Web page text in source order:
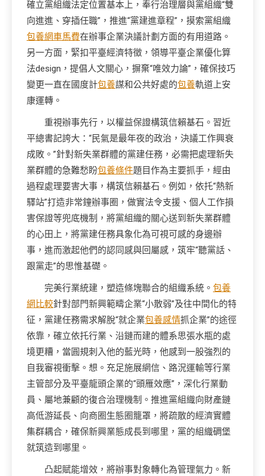
確立黨組織法定位置基本上，奉行治理層與黨組織“雙
向進進、穿插任職”，推進“黨建進章程”，摸索黨組織
包養網車馬費在辦事企業決議計劃方面的有用道路。
另一方面，緊扣平臺經濟特徵，領導平臺企業優化算
法design，提倡人文關心，摒棄“唯效力論”，確保技巧
變更一直在國度計包養謀和公共好處的包養軌道上安
康運轉。
重視辦事先行，以權益保證構筑信賴基石。習近
平總書記誇大：“民氣是最年夜的政治，決議工作興衰
成敗。”針對新失業群體的黨建任務，必需把處理新失
業群體的急難愁盼包養條件題目作為主要抓手，經由
過程處理要害大事，構筑信賴基石。例如，依托“熱新
驛站”打造非常鐘辦事圈，做實法令支援、個人工作損
害保證等兜底機制，將黨組織的關心送到新失業群體
的心田上，將黨建任務具象化為可視可感的身邊辦
事，進而激起他們的認同感與回屬感，筑牢“聽黨話、
跟黨走”的思惟基礎。
完美行業統建，塑造條塊聯合的組織系統。 包養
網比較針對部門新興範疇企業“小散弱”及往中間化的特
征，黨建任務需求解脫“就企業包養感情抓企業”的途徑
依靠，確立依托行業、沿鏈而建的體系思張水瓶的處
境更糟，當圓規刺入他的藍光時，他感到一股強烈的
自我審視衝擊。想。充足施展網信、路況運輸等行業
主管部分及平臺龍頭企業的“頭雁效應”，深化行業動
員、屬地兼顧的復合治理機制。推進黨組織向財產鏈
高低游延長、向商圈生態圈籠罩，將疏散的經濟實體
集群耦合，確保新興業態成長到哪里，黨的組織碉堡
就筑造到哪里。
凸起賦能增效，將辦事對象轉化為管理氣力。新